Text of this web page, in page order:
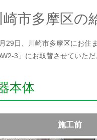
崎市多摩区の
29日、川崎市多摩区にお住
3」にお取替させていただ
本体
施工前